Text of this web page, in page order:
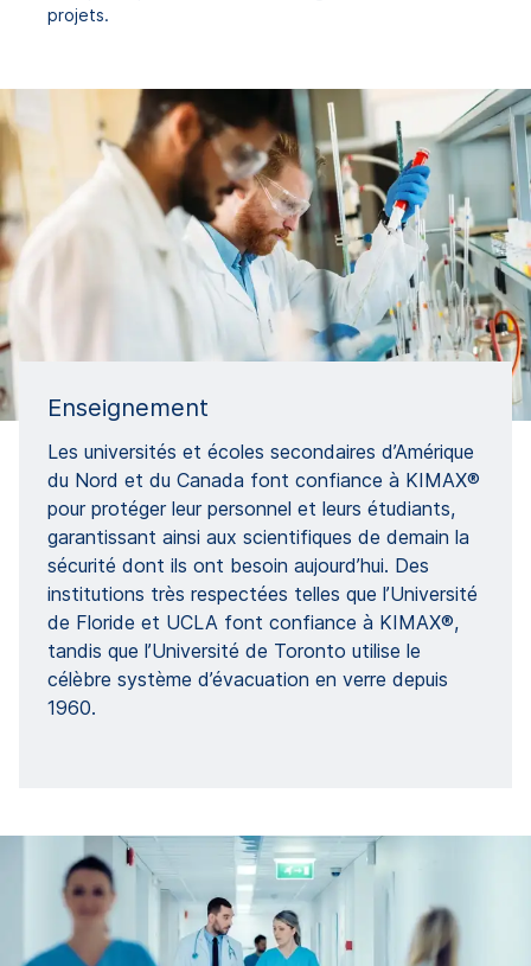
projets.
Enseignement
Les universités et écoles secondaires d’Amérique
du Nord et du Canada font confiance à KIMAX®
pour protéger leur personnel et leurs étudiants,
garantissant ainsi aux scientifiques de demain la
sécurité dont ils ont besoin aujourd’hui. Des
institutions très respectées telles que l’Université
de Floride et UCLA font confiance à KIMAX®,
tandis que l’Université de Toronto utilise le
célèbre système d’évacuation en verre depuis
1960.